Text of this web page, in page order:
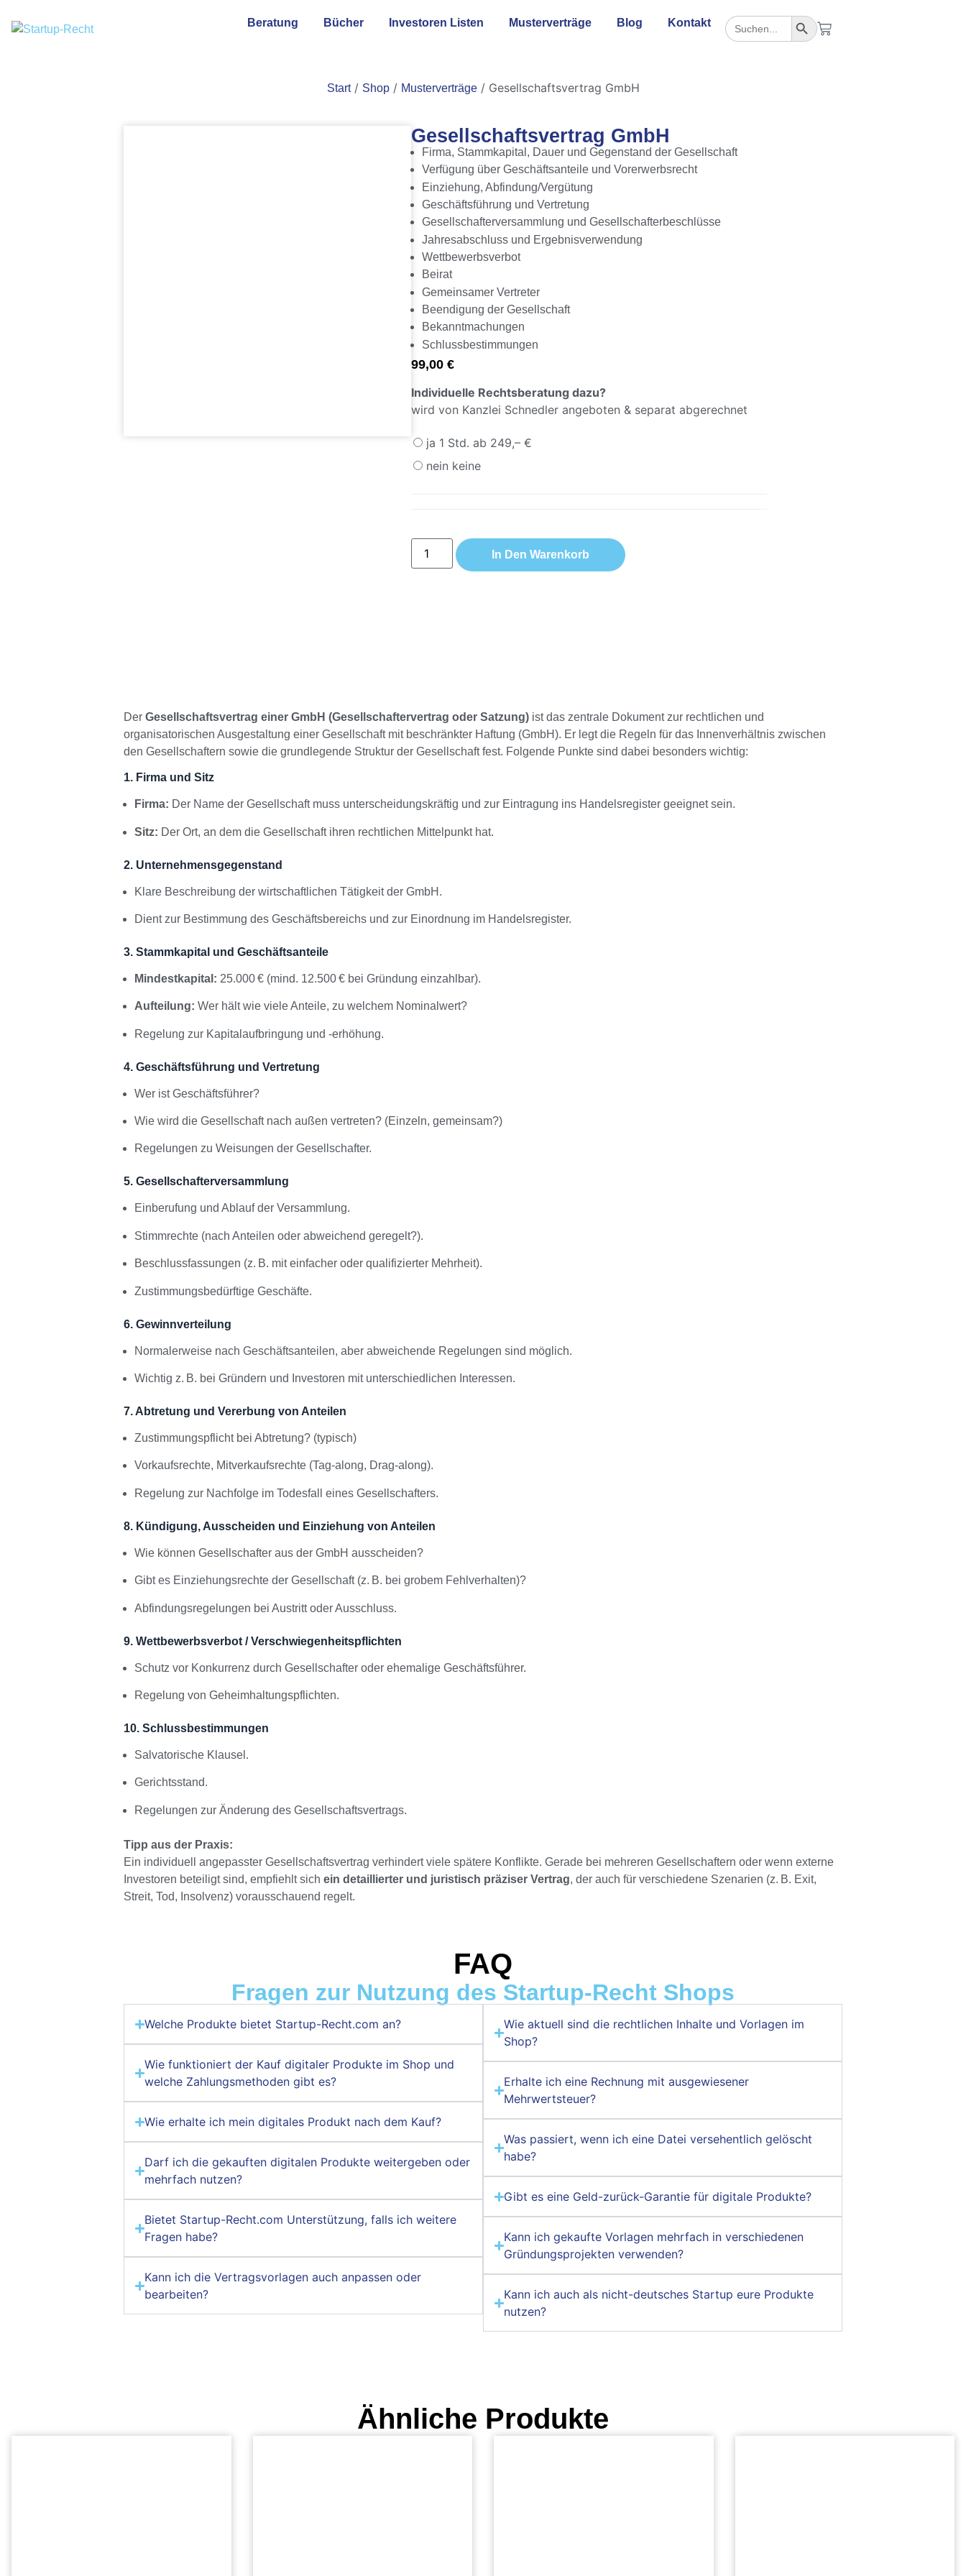
Beratung Bücher Investoren Listen Musterverträge Blog Kontakt
Search
for:
Search Button
Start/ Shop/ Musterverträge/ Gesellschaftsvertrag GmbH
Gesellschaftsvertrag GmbH
Firma, Stammkapital, Dauer und Gegenstand der Gesellschaft
Verfügung über Geschäftsanteile und Vorerwerbsrecht
Einziehung, Abfindung/Vergütung
Geschäftsführung und Vertretung
Gesellschafterversammlung und Gesellschafterbeschlüsse
Jahresabschluss und Ergebnisverwendung
Wettbewerbsverbot
Beirat
Gemeinsamer Vertreter
Beendigung der Gesellschaft
Bekanntmachungen
Schlussbestimmungen
99,00 €
Individuelle Rechtsberatung dazu?
wird von Kanzlei Schnedler angeboten & separat abgerechnet
ja 1 Std. ab 249,– €
nein keine
In Den Warenkorb
Der Gesellschaftsvertrag einer GmbH (Gesellschaftervertrag oder Satzung) ist das zentrale Dokument zur rechtlichen und
organisatorischen Ausgestaltung einer Gesellschaft mit beschränkter Haftung (GmbH). Er legt die Regeln für das Innenverhältnis zwischen
den Gesellschaftern sowie die grundlegende Struktur der Gesellschaft fest. Folgende Punkte sind dabei besonders wichtig:
1. Firma und Sitz
Firma: Der Name der Gesellschaft muss unterscheidungskräftig und zur Eintragung ins Handelsregister geeignet sein.
Sitz: Der Ort, an dem die Gesellschaft ihren rechtlichen Mittelpunkt hat.
2. Unternehmensgegenstand
Klare Beschreibung der wirtschaftlichen Tätigkeit der GmbH.
Dient zur Bestimmung des Geschäftsbereichs und zur Einordnung im Handelsregister.
3. Stammkapital und Geschäftsanteile
Mindestkapital: 25.000 € (mind. 12.500 € bei Gründung einzahlbar).
Aufteilung: Wer hält wie viele Anteile, zu welchem Nominalwert?
Regelung zur Kapitalaufbringung und -erhöhung.
4. Geschäftsführung und Vertretung
Wer ist Geschäftsführer?
Wie wird die Gesellschaft nach außen vertreten? (Einzeln, gemeinsam?)
Regelungen zu Weisungen der Gesellschafter.
5. Gesellschafterversammlung
Einberufung und Ablauf der Versammlung.
Stimmrechte (nach Anteilen oder abweichend geregelt?).
Beschlussfassungen (z. B. mit einfacher oder qualifizierter Mehrheit).
Zustimmungsbedürftige Geschäfte.
6. Gewinnverteilung
Normalerweise nach Geschäftsanteilen, aber abweichende Regelungen sind möglich.
Wichtig z. B. bei Gründern und Investoren mit unterschiedlichen Interessen.
7. Abtretung und Vererbung von Anteilen
Zustimmungspflicht bei Abtretung? (typisch)
Vorkaufsrechte, Mitverkaufsrechte (Tag-along, Drag-along).
Regelung zur Nachfolge im Todesfall eines Gesellschafters.
8. Kündigung, Ausscheiden und Einziehung von Anteilen
Wie können Gesellschafter aus der GmbH ausscheiden?
Gibt es Einziehungsrechte der Gesellschaft (z. B. bei grobem Fehlverhalten)?
Abfindungsregelungen bei Austritt oder Ausschluss.
9. Wettbewerbsverbot / Verschwiegenheitspflichten
Schutz vor Konkurrenz durch Gesellschafter oder ehemalige Geschäftsführer.
Regelung von Geheimhaltungspflichten.
10. Schlussbestimmungen
Salvatorische Klausel.
Gerichtsstand.
Regelungen zur Änderung des Gesellschaftsvertrags.
Tipp aus der Praxis:
Ein individuell angepasster Gesellschaftsvertrag verhindert viele spätere Konflikte. Gerade bei mehreren Gesellschaftern oder wenn externe
Investoren beteiligt sind, empfiehlt sich ein detaillierter und juristisch präziser Vertrag, der auch für verschiedene Szenarien (z. B. Exit,
Streit, Tod, Insolvenz) vorausschauend regelt.
FAQ
Fragen zur Nutzung des Startup-Recht Shops
Welche Produkte bietet Startup-Recht.com an?
Wie funktioniert der Kauf digitaler Produkte im Shop und
welche Zahlungsmethoden gibt es?
Wie erhalte ich mein digitales Produkt nach dem Kauf?
Darf ich die gekauften digitalen Produkte weitergeben oder
mehrfach nutzen?
Bietet Startup-Recht.com Unterstützung, falls ich weitere
Fragen habe?
Kann ich die Vertragsvorlagen auch anpassen oder
bearbeiten?
Wie aktuell sind die rechtlichen Inhalte und Vorlagen im
Shop?
Erhalte ich eine Rechnung mit ausgewiesener
Mehrwertsteuer?
Was passiert, wenn ich eine Datei versehentlich gelöscht
habe?
Gibt es eine Geld-zurück-Garantie für digitale Produkte?
Kann ich gekaufte Vorlagen mehrfach in verschiedenen
Gründungsprojekten verwenden?
Kann ich auch als nicht-deutsches Startup eure Produkte
nutzen?
Ähnliche Produkte